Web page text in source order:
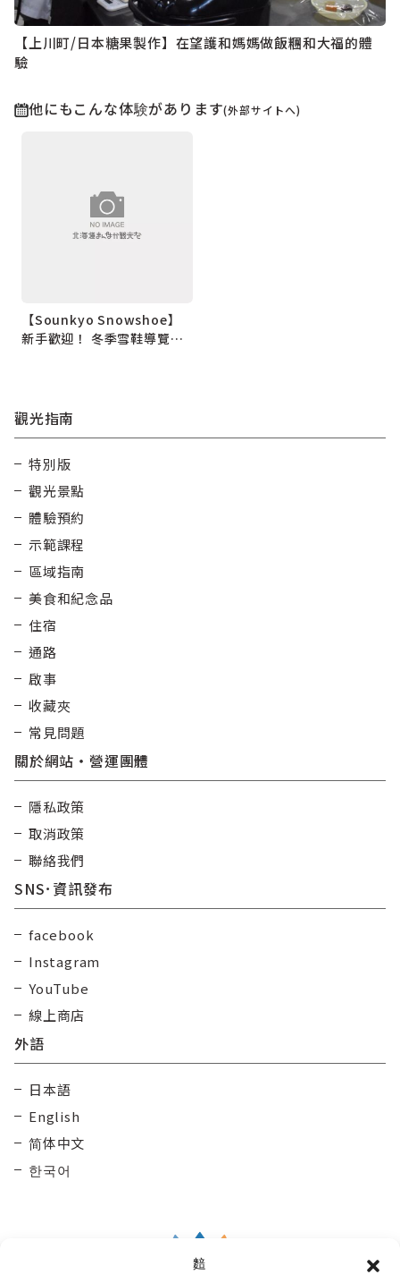
䴺
【上川町/日本糖果製作】在望護和媽媽做飯糰和大福的體
驗
他にもこんな体験があります(外部サイトへ)
【Sounkyo Snowshoe】
新手歡迎！ 冬季雪鞋導覽，
觀光指南
特別版
觀光景點
體驗預約
示範課程
區域指南
美食和紀念品
住宿
通路
啟事
收藏夾
常見問題
關於網站・營運團體
隱私政策
取消政策
聯絡我們
SNS･資訊發布
facebook
Instagram
YouTube
線上商店
外語
日本語
English
简体中文
한국어